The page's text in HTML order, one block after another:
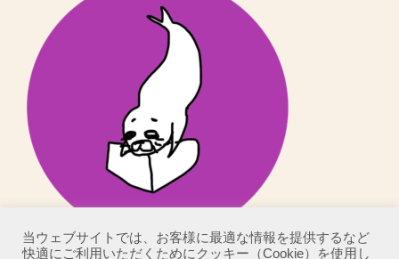
当ウェブサイトでは、お客様に最適な情報を提供するなど
快適にご利用いただくためにクッキー（Cookie）を使用し